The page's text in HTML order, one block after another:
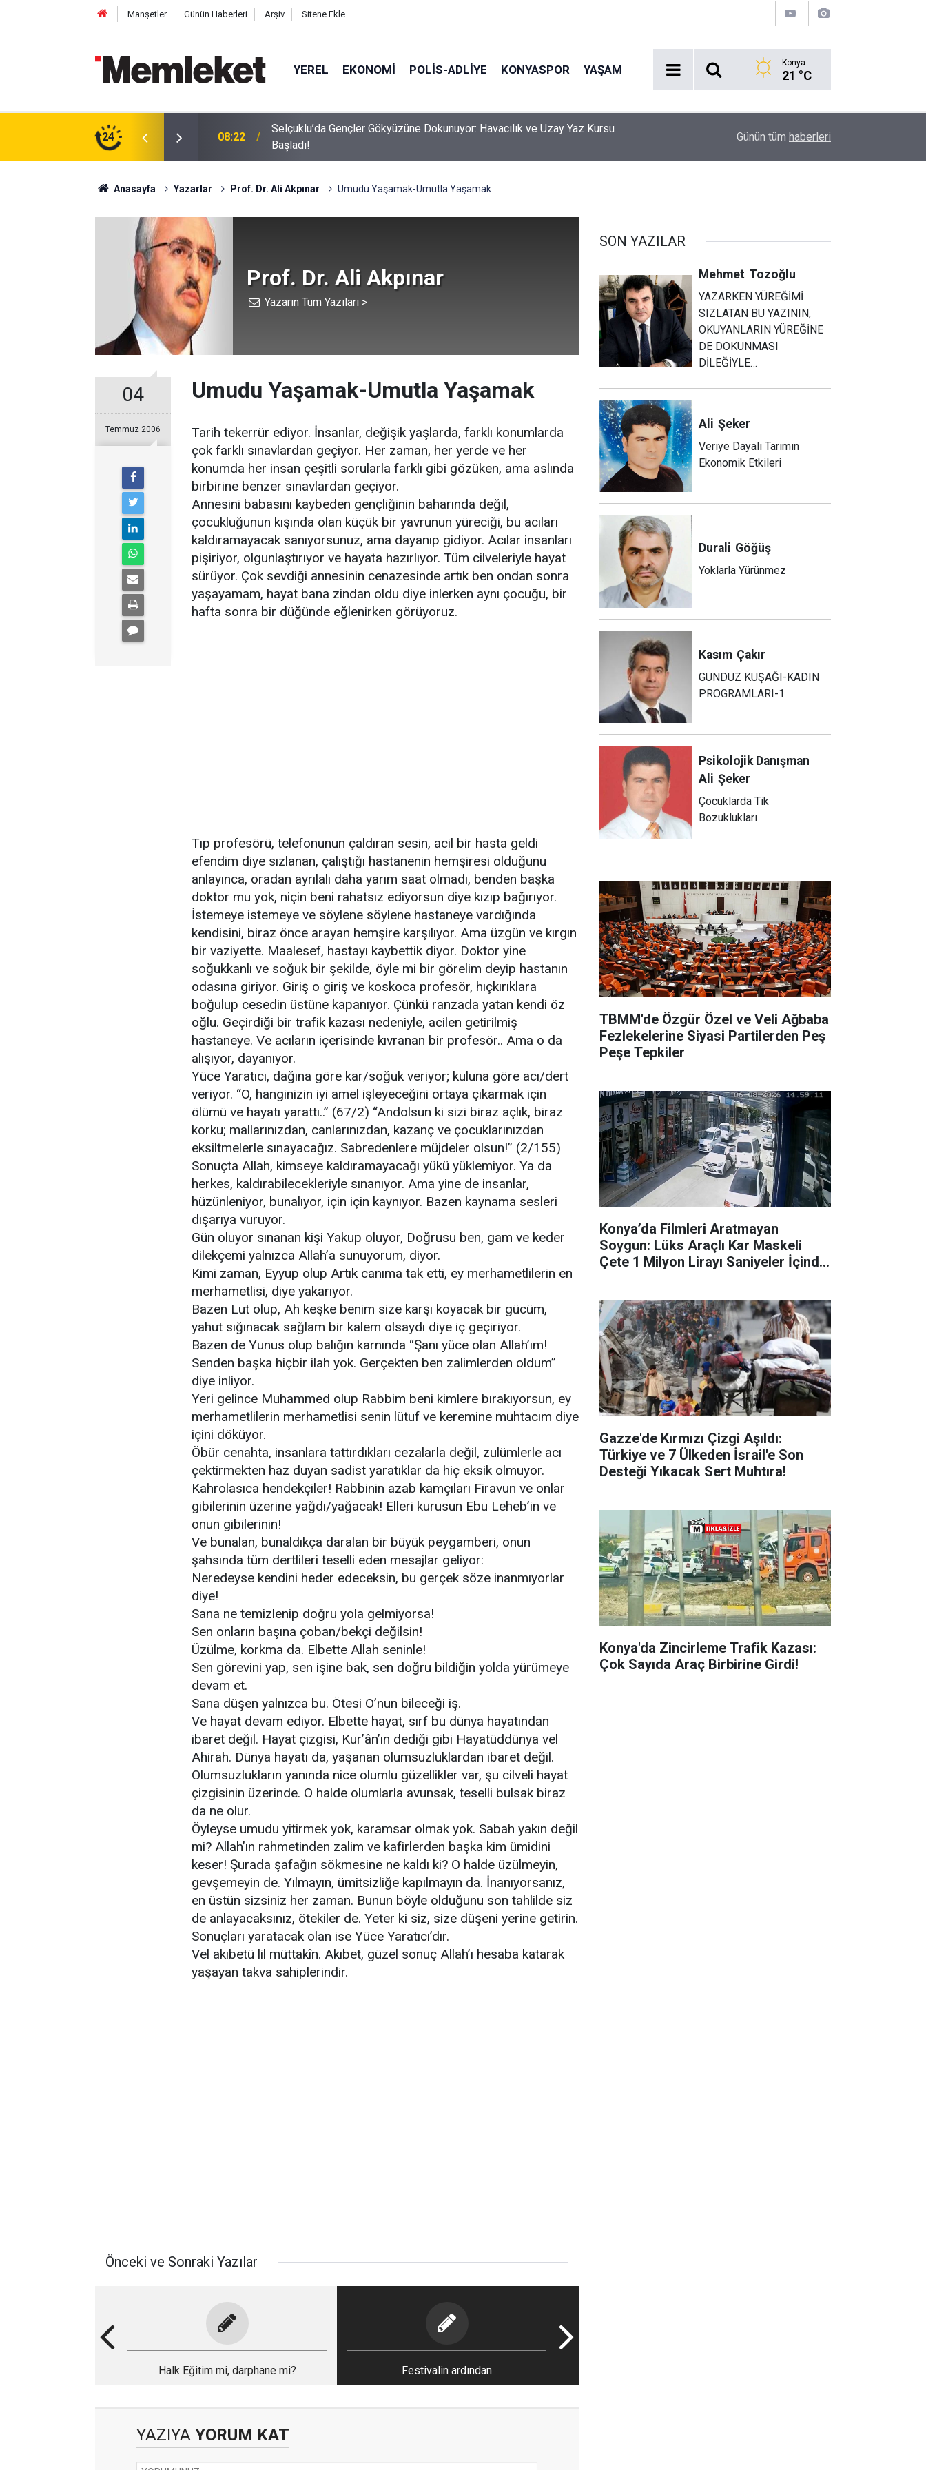
Manşetler Günün Haberleri Arşiv Sitene Ekle
YEREL EKONOMI POLİS-ADLİYE KONYASPOR YAŞAM Konya
21 °C
24
Havacılık ve Uzay Yaz Kursu
08:20 Başkan Mustafa Kavuş Atölyeleri Tek Tek Gezdi
Peşe Tepkiler
Günün tüm haberleri
Anasayfa Yazarlar Prof. Dr. Ali Akpınar Umudu Yaşamak-Umutla Yaşamak
Prof. Dr. Ali Akpınar
Yazarın Tüm Yazıları >
04
Temmuz 2006
Umudu Yaşamak-Umutla Yaşamak
Tarih tekerrür ediyor. İnsanlar, değişik yaşlarda, farklı konumlarda
çok farklı sınavlardan geçiyor. Her zaman, her yerde ve her
konumda her insan çeşitli sorularla farklı gibi gözüken, ama aslında
birbirine benzer sınavlardan geçiyor.
Annesini babasını kaybeden gençliğinin baharında değil,
çocukluğunun kışında olan küçük bir yavrunun yüreciği, bu acıları
kaldıramayacak sanıyorsunuz, ama dayanıp gidiyor. Acılar insanları
pişiriyor, olgunlaştırıyor ve hayata hazırlıyor. Tüm cilveleriyle hayat
sürüyor. Çok sevdiği annesinin cenazesinde artık ben ondan sonra
yaşayamam, hayat bana zindan oldu diye inlerken aynı çocuğu, bir
hafta sonra bir düğünde eğlenirken görüyoruz.
Tıp profesörü, telefonunun çaldıran sesin, acil bir hasta geldi
efendim diye sızlanan, çalıştığı hastanenin hemşiresi olduğunu
anlayınca, oradan ayrılalı daha yarım saat olmadı, benden başka
doktor mu yok, niçin beni rahatsız ediyorsun diye kızıp bağırıyor.
İstemeye istemeye ve söylene söylene hastaneye vardığında
kendisini, biraz önce arayan hemşire karşılıyor. Ama üzgün ve kırgın
bir vaziyette. Maalesef, hastayı kaybettik diyor. Doktor yine
soğukkanlı ve soğuk bir şekilde, öyle mi bir görelim deyip hastanın
odasına giriyor. Giriş o giriş ve koskoca profesör, hıçkırıklara
boğulup cesedin üstüne kapanıyor. Çünkü ranzada yatan kendi öz
oğlu. Geçirdiği bir trafik kazası nedeniyle, acilen getirilmiş
hastaneye. Ve acıların içerisinde kıvranan bir profesör.. Ama o da
alışıyor, dayanıyor.
Yüce Yaratıcı, dağına göre kar/soğuk veriyor; kuluna göre acı/dert
veriyor. “O, hanginizin iyi amel işleyeceğini ortaya çıkarmak için
ölümü ve hayatı yarattı..” (67/2) “Andolsun ki sizi biraz açlık, biraz
korku; mallarınızdan, canlarınızdan, kazanç ve çocuklarınızdan
eksiltmelerle sınayacağız. Sabredenlere müjdeler olsun!” (2/155)
Sonuçta Allah, kimseye kaldıramayacağı yükü yüklemiyor. Ya da
herkes, kaldırabilecekleriyle sınanıyor. Ama yine de insanlar,
hüzünleniyor, bunalıyor, için için kaynıyor. Bazen kaynama sesleri
dışarıya vuruyor.
Gün oluyor sınanan kişi Yakup oluyor, Doğrusu ben, gam ve keder
dilekçemi yalnızca Allah’a sunuyorum, diyor.
Kimi zaman, Eyyup olup Artık canıma tak etti, ey merhametlilerin en
merhametlisi, diye yakarıyor.
Bazen Lut olup, Ah keşke benim size karşı koyacak bir gücüm,
yahut sığınacak sağlam bir kalem olsaydı diye iç geçiriyor.
Bazen de Yunus olup balığın karnında “Şanı yüce olan Allah’ım!
Senden başka hiçbir ilah yok. Gerçekten ben zalimlerden oldum”
diye inliyor.
Yeri gelince Muhammed olup Rabbim beni kimlere bırakıyorsun, ey
merhametlilerin merhametlisi senin lütuf ve keremine muhtacım diye
içini döküyor.
Öbür cenahta, insanlara tattırdıkları cezalarla değil, zulümlerle acı
çektirmekten haz duyan sadist yaratıklar da hiç eksik olmuyor.
Kahrolasıca hendekçiler! Rabbinin azab kamçıları Firavun ve onlar
gibilerinin üzerine yağdı/yağacak! Elleri kurusun Ebu Leheb’in ve
onun gibilerinin!
Ve bunalan, bunaldıkça daralan bir büyük peygamberi, onun
şahsında tüm dertlileri teselli eden mesajlar geliyor:
Neredeyse kendini heder edeceksin, bu gerçek söze inanmıyorlar
diye!
Sana ne temizlenip doğru yola gelmiyorsa!
Sen onların başına çoban/bekçi değilsin!
Üzülme, korkma da. Elbette Allah seninle!
Sen görevini yap, sen işine bak, sen doğru bildiğin yolda yürümeye
devam et.
Sana düşen yalnızca bu. Ötesi O’nun bileceği iş.
Ve hayat devam ediyor. Elbette hayat, sırf bu dünya hayatından
ibaret değil. Hayat çizgisi, Kur’ân’ın dediği gibi Hayatüddünya vel
Ahirah. Dünya hayatı da, yaşanan olumsuzluklardan ibaret değil.
Olumsuzlukların yanında nice olumlu güzellikler var, şu cilveli hayat
çizgisinin üzerinde. O halde olumlarla avunsak, teselli bulsak biraz
da ne olur.
Öyleyse umudu yitirmek yok, karamsar olmak yok. Sabah yakın değil
mi? Allah’ın rahmetinden zalim ve kafirlerden başka kim ümidini
keser! Şurada şafağın sökmesine ne kaldı ki? O halde üzülmeyin,
gevşemeyin de. Yılmayın, ümitsizliğe kapılmayın da. İnanıyorsanız,
en üstün sizsiniz her zaman. Bunun böyle olduğunu son tahlilde siz
de anlayacaksınız, ötekiler de. Yeter ki siz, size düşeni yerine getirin.
Sonuçları yaratacak olan ise Yüce Yaratıcı’dır.
Vel akıbetü lil müttakîn. Akıbet, güzel sonuç Allah’ı hesaba katarak
yaşayan takva sahiplerindir.
Önceki ve Sonraki Yazılar
Halk Eğitim mi, darphane mi? Festivalin ardından
YAZIYA YORUM KAT
SON YAZILAR
Mehmet Tozoğlu
YAZARKEN YÜREĞİMİ
SIZLATAN BU YAZININ,
OKUYANLARIN YÜREĞİNE
DE DOKUNMASI
DİLEĞİYLE…
Ali Şeker
Veriye Dayalı Tarımın
Ekonomik Etkileri
Durali Göğüş
Yoklarla Yürünmez
Kasım Çakır
GÜNDÜZ KUŞAĞI-KADIN
PROGRAMLARI-1
Psikolojik Danışman
Ali Şeker
Çocuklarda Tik
Bozuklukları
TBMM'de Özgür Özel ve Veli Ağbaba
Fezlekelerine Siyasi Partilerden Peş
Peşe Tepkiler
Konya’da Filmleri Aratmayan
Soygun: Lüks Araçlı Kar Maskeli
Çete 1 Milyon Lirayı Saniyeler İçinde
Gazze'de Kırmızı Çizgi Aşıldı:
Türkiye ve 7 Ülkeden İsrail'e Son
Desteği Yıkacak Sert Muhtıra!
Konya'da Zincirleme Trafik Kazası:
Çok Sayıda Araç Birbirine Girdi!